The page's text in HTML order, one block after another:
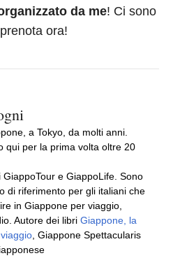
da me! Ci sono
ora!
a Tokyo, da molti anni.
qui per la prima volta oltre 20
GiappoTour e GiappoLife. Sono
di riferimento per gli italiani che
in Giappone per viaggio,
Autore dei libri Giappone, la
, Giappone Spettacularis